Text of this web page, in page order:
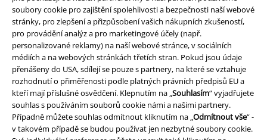
soubory cookie pro zajištění spolehlivosti a bezpečnosti naší webové
stránky, pro zlepšení a přizpůsobení vašich nákupních zkušeností,
pro provádění analýz a pro marketingové účely (např.
personalizované reklamy) na naší webové stránce, v sociálních
médiích a na webových stránkách třetích stran. Pokud jsou údaje
přenášeny do USA, sdílejí se pouze s partnery, na které se vztahuje
rozhodnutí o přiměřenosti podle platných právních předpisů EU a
kteří mají příslušné osvědčení. Klepnutím na „Souhlasím“ vyjadřujete
souhlas s používáním souborů cookie námi a našimi partnery.
Případně můžete souhlas odmítnout kliknutím na „Odmítnout vše“ -
v takovém případě se budou používat jen nezbytné soubory cookie.
Právní informace
Podmínky